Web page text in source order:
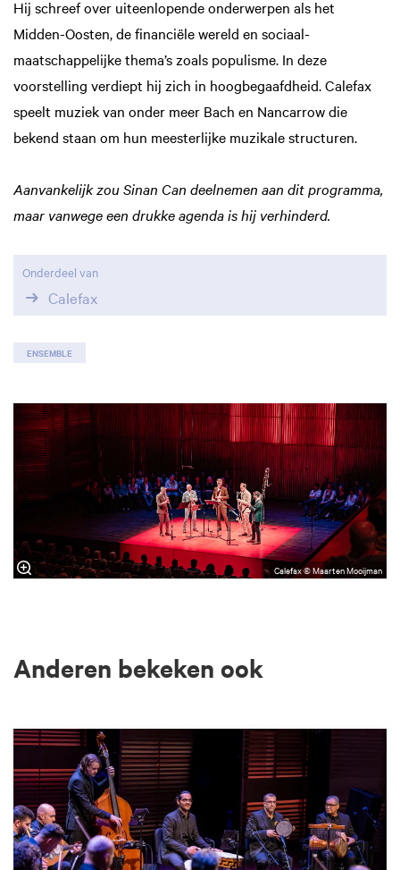
Hij schreef over uiteenlopende onderwerpen als het
Midden-Oosten, de financiële wereld en sociaal-
maatschappelijke thema’s zoals populisme. In deze
voorstelling verdiept hij zich in hoogbegaafdheid. Calefax
speelt muziek van onder meer Bach en Nancarrow die
bekend staan om hun meesterlijke muzikale structuren.
Aanvankelijk zou Sinan Can deelnemen aan dit programma,
maar vanwege een drukke agenda is hij verhinderd.
Onderdeel van
Calefax
ENSEMBLE
Calefax © Maarten Mooijman
Anderen bekeken ook